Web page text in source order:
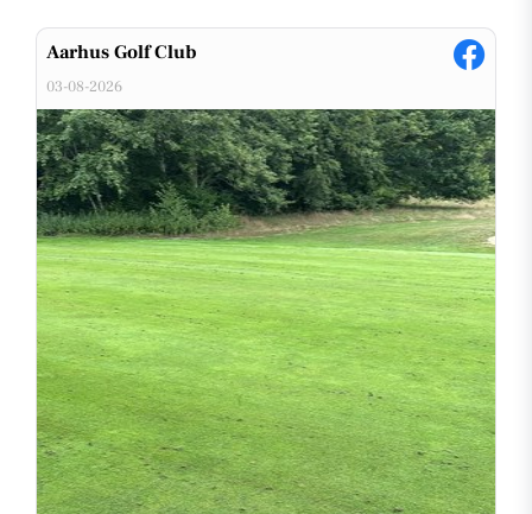
Aarhus Golf Club
03-08-2026